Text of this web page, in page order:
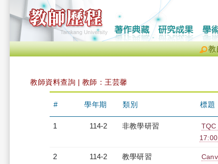
教
教師資料查詢 | 教師：王芸馨
# 學年期 類別 標題
1 114-2 非教學研習
TQC
2 114-2 教學研習